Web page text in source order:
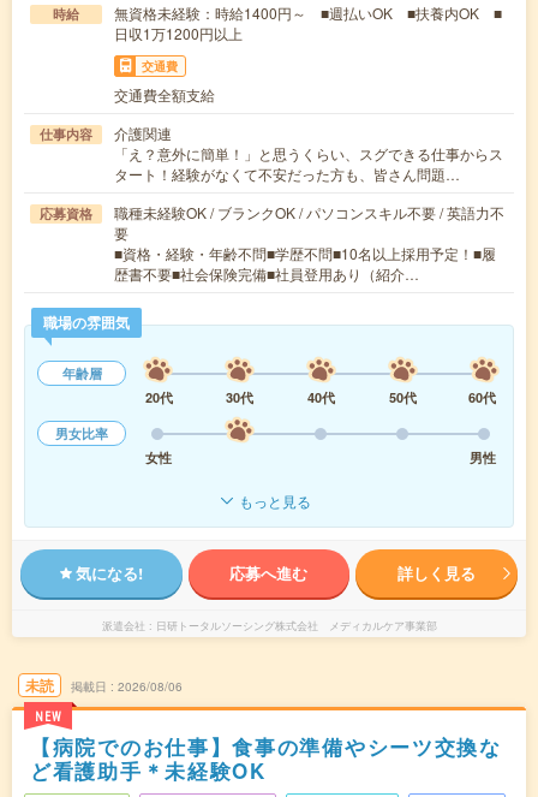
時給
無資格未経験：時給1400円～ ■週払いOK ■扶養内OK ■
日収1万1200円以上
交通費
交通費全額支給
仕事内容
介護関連
「え？意外に簡単！」と思うくらい、スグできる仕事からス
タート！経験がなくて不安だった方も、皆さん問題…
応募資格
職種未経験OK / ブランクOK / パソコンスキル不要 / 英語力不
要
■資格・経験・年齢不問■学歴不問■10名以上採用予定！■履
歴書不要■社会保険完備■社員登用あり（紹介…
職場の雰囲気
年齢層
20代
30代 40代 50代
60代
男女比率
女性
男性
もっと見る
気になる! 応募へ進む 詳しく見る
派遣会社 日研トータルソーシング株式会社 メディカルケア事業部
未読
NEW
掲載日 2026/08/06
【病院でのお仕事】食事の準備やシーツ交換な
ど看護助手＊未経験OK